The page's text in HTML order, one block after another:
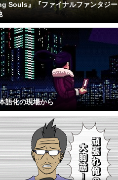
Souls』『ファイナルファンタジー
語化の現場から